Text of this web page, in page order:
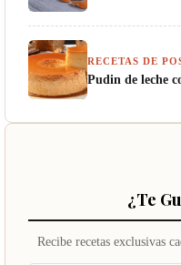
RECETAS DE
Pudin de leche
¿Te
Recibe recetas exclusivas